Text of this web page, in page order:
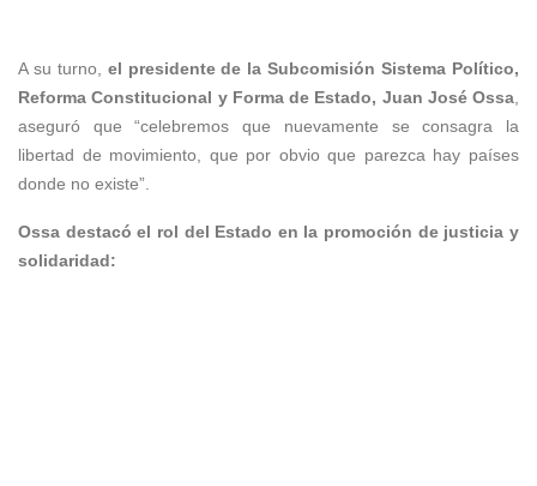
A su turno, el presidente de la Subcomisión Sistema Político,
Reforma Constitucional y Forma de Estado, Juan José Ossa,
aseguró que “celebremos que nuevamente se consagra la
libertad de movimiento, que por obvio que parezca hay países
donde no existe”.
Ossa destacó el rol del Estado en la promoción de justicia y
solidaridad: